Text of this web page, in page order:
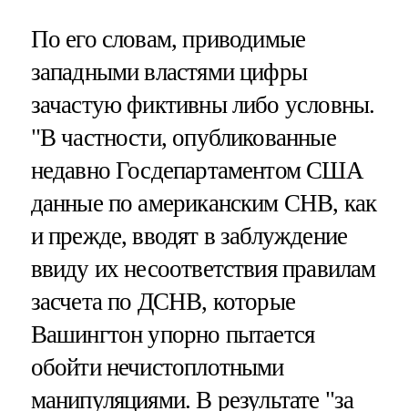
По его словам, приводимые
западными властями цифры
зачастую фиктивны либо условны.
"В частности, опубликованные
недавно Госдепартаментом США
данные по американским СНВ, как
и прежде, вводят в заблуждение
ввиду их несоответствия правилам
засчета по ДСНВ, которые
Вашингтон упорно пытается
обойти нечистоплотными
манипуляциями. В результате "за